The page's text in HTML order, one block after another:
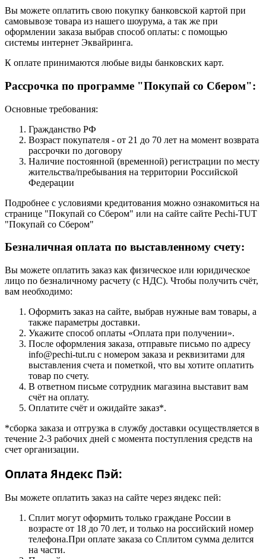
Вы можете оплатить свою покупку банковской картой при
самовывозе товара из нашего шоурума, а так же при
оформлении заказа выбрав способ оплаты: с помощью
системы интернет Эквайринга.
К оплате принимаются любые виды банковских карт.
Рассрочка по программе "Покупай со Сбером":
Основные требования:
Гражданство РФ
Возраст покупателя - от 21 до 70 лет на момент возврата
рассрочки по договору
Наличие постоянной (временной) регистрации по месту
жительства/пребывания на территории Российской
Федерации
Подробнее с условиями кредитования можно ознакомиться на
странице "Покупай со Сбером" или на сайте сайте Pechi-TUT
"Покупай со Сбером"
Безналичная оплата по выставленному счету:
Вы можете оплатить заказ как физическое или юридическое
лицо по безналичному расчету (с НДС). Чтобы получить счёт,
вам необходимо:
Оформить заказ на сайте, выбрав нужные вам товары, а
также параметры доставки.
Укажите способ оплаты «Оплата при получении».
После оформления заказа, отправьте письмо по адресу
info@pechi-tut.ru с номером заказа и реквизитами для
выставления счета и пометкой, что вы хотите оплатить
товар по счету.
В ответном письме сотрудник магазина выставит вам
счёт на оплату.
Оплатите счёт и ожидайте заказ*.
*сборка заказа и отгрузка в службу доставки осуществляется в
течение 2-3 рабочих дней с момента поступления средств на
счет организации.
Оплата Яндекс Пэй:
Вы можете оплатить заказ на сайте через яндекс пей:
Сплит могут оформить только граждане России в
возрасте от 18 до 70 лет, и только на российский номер
телефона.При оплате заказа со Сплитом сумма делится
на части.